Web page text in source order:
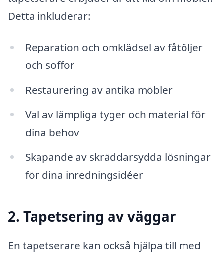
Detta inkluderar:
Reparation och omklädsel av fåtöljer
och soffor
Restaurering av antika möbler
Val av lämpliga tyger och material för
dina behov
Skapande av skräddarsydda lösningar
för dina inredningsidéer
2. Tapetsering av väggar
En tapetserare kan också hjälpa till med